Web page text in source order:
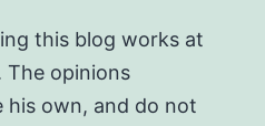
this blog works at
The opinions
his own, and do not